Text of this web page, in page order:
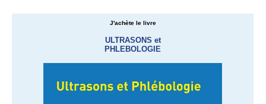
J'achète le livre
ULTRASONS et
PHLEBOLOGIE